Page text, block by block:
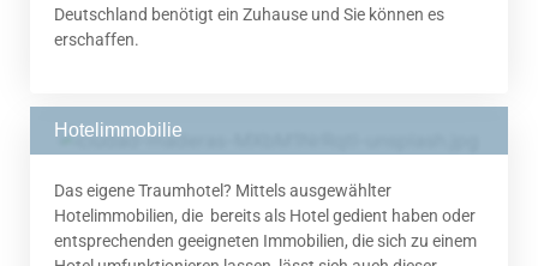
Deutschland benötigt ein Zuhause und Sie können es
erschaffen.
Hotelimmobilie
Das eigene Traumhotel? Mittels ausgewählter
Hotelimmobilien, die bereits als Hotel gedient haben oder
entsprechenden geeigneten Immobilien, die sich zu einem